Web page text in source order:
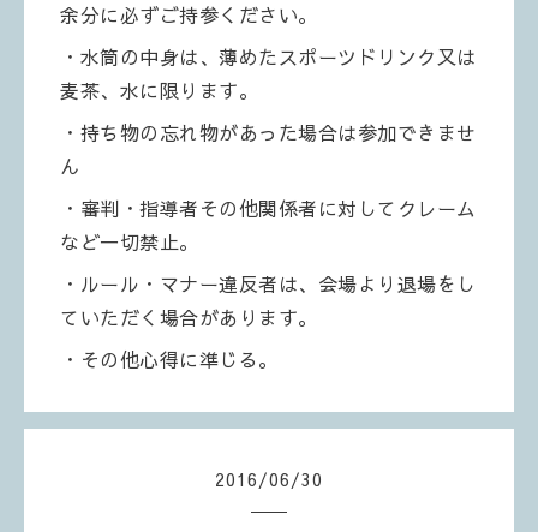
余分に必ずご持参ください。
・水筒の中身は、薄めたスポーツドリンク又は
麦茶、水に限ります。
・持ち物の忘れ物があった場合は参加できませ
ん
・審判・指導者その他関係者に対してクレーム
など一切禁止。
・ルール・マナー違反者は、会場より退場をし
ていただく場合があります。
・その他心得に準じる。
2016/06/30